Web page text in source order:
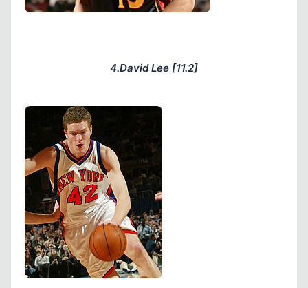
4.David Lee [11.2]